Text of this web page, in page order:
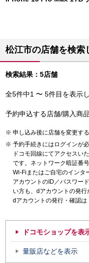
松江市の店舗を検索
検索結果：5店舗
全5件中1 〜 5件目を表示
予約申込する店舗/購入商
申し込み後に店舗を変更す
予約手続きにはログインが必
ドコモ回線にてアクセスい
です。ネットワーク暗証番
Wi-Fiまたはご自宅のインタ
アカウントのID／パスワー
い方も、dアカウントの発行
dアカウントの発行・確認は
ドコモショップを表
量販店などを表示